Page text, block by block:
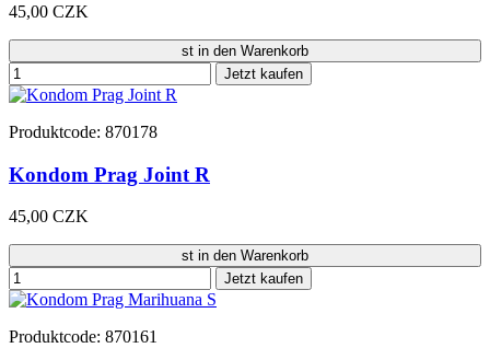
45,00 CZK
st in den Warenkorb
Jetzt kaufen
Produktcode: 870178
Kondom Prag Joint R
45,00 CZK
st in den Warenkorb
Jetzt kaufen
Produktcode: 870161